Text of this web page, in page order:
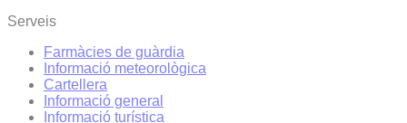
Serveis
Farmàcies de guàrdia
Informació meteorològica
Cartellera
Informació general
Informació turística